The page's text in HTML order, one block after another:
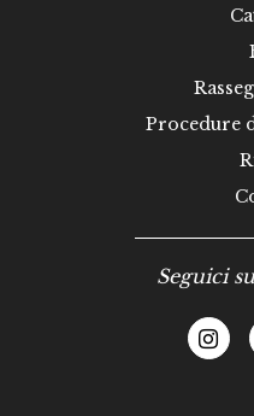
Procedure
Seguici